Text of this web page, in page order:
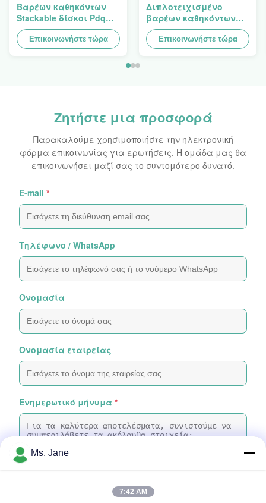
Βαρέων καθηκόντων
Stackable δίσκοι Pdq
σχεδίου Costco στην
πώληση της κουρτίνας,
φορτίο 100kgs
Επικοινωνήστε τώρα
Διπλοτειχισμένο
βαρέων καθηκόντων
Stackup δίσκων
χαρτονιού PDQ για την
προαγωγή των
Επικοινωνήστε τώρα
Ζητήστε μια προσφορά
Παρακαλούμε χρησιμοποιήστε την ηλεκτρονική
φόρμα επικοινωνίας για ερωτήσεις. Η ομάδα μας θα
επικοινωνήσει μαζί σας το συντομότερο δυνατό.
Ε-mail *
Τηλέφωνο / WhatsApp
Ονομασία
Ονομασία εταιρείας
Ενημερωτικό μήνυμα *
Ms. Jane
7:42 AM